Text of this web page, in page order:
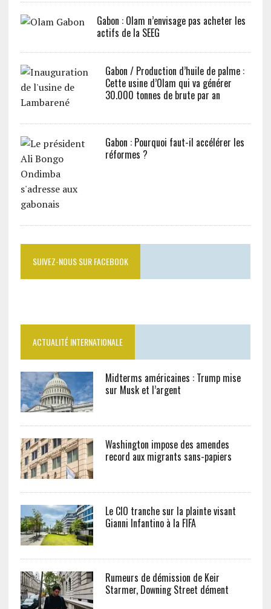
Gabon : Olam n’envisage pas acheter les
actifs de la SEEG
Gabon / Production d’huile de palme :
Cette usine d’Olam qui va générer
30.000 tonnes de brute par an
Gabon : Pourquoi faut-il accélérer les
réformes ?
SUIVEZ-NOUS SUR FACEBOOK
ACTUALITÉ INTERNATIONALE
Midterms américaines : Trump mise
sur Musk et l’argent
Washington impose des amendes
record aux migrants sans-papiers
Le CIO tranche sur la plainte visant
Gianni Infantino à la FIFA
Rumeurs de démission de Keir
Starmer, Downing Street dément